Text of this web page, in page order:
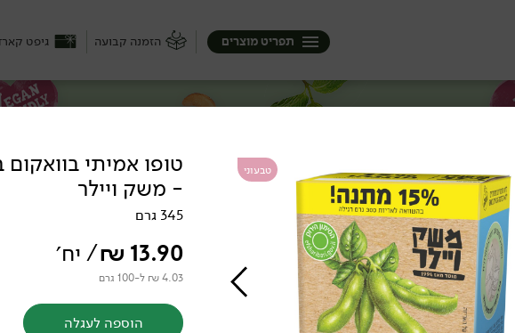
הזמנה קבועה גיפט תפריט מוצרים
לתחליפי בשר, גבינות, משקאות חלב, ממרחים, קינוחים
טבעוני
- משק ויילר
345 גרם
13.90
₪/ יח׳
4.03 ₪ ל-100 גרם
הוספה לעגלה